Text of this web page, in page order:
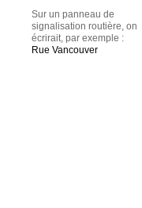
Sur un panneau de
signalisation routière, on
écrirait, par exemple :
Rue Vancouver